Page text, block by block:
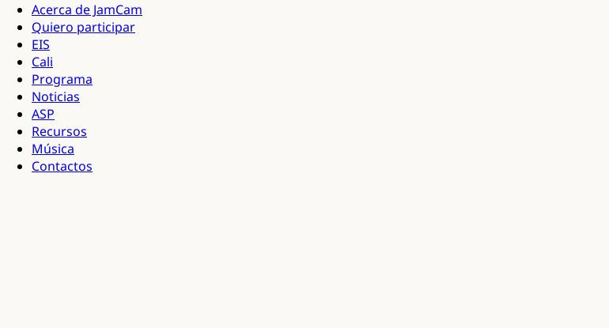
Acerca de JamCam
Quiero participar
EIS
Cali
Programa
Noticias
ASP
Recursos
Música
Contactos